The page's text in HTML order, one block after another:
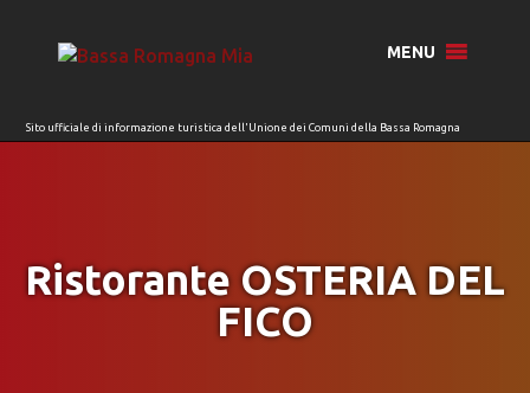
MENU
Ristorante OSTERIA DEL
FICO